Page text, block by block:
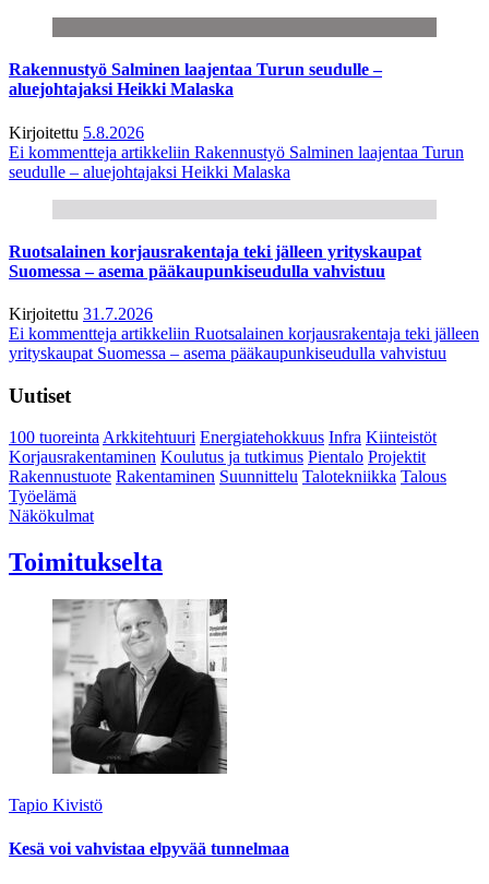
Rakennustyö Salminen laajentaa Turun seudulle –
aluejohtajaksi Heikki Malaska
Kirjoitettu 5.8.2026
Ei kommentteja artikkeliin Rakennustyö Salminen laajentaa Turun
seudulle – aluejohtajaksi Heikki Malaska
Ruotsalainen korjausrakentaja teki jälleen yrityskaupat
Suomessa – asema pääkaupunkiseudulla vahvistuu
Kirjoitettu 31.7.2026
Ei kommentteja artikkeliin Ruotsalainen korjausrakentaja teki jälleen
yrityskaupat Suomessa – asema pääkaupunkiseudulla vahvistuu
Uutiset
100 tuoreintaArkkitehtuuri Energiatehokkuus Infra Kiinteistöt
Korjausrakentaminen Koulutus ja tutkimus Pientalo Projektit
Rakennustuote Rakentaminen Suunnittelu Talotekniikka Talous
Työelämä
Näkökulmat
Toimitukselta
Tapio Kivistö
Kesä voi vahvistaa elpyvää tunnelmaa